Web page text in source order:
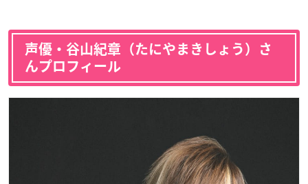
声優・谷山紀章（たにやまきしょう）さ
んプロフィール